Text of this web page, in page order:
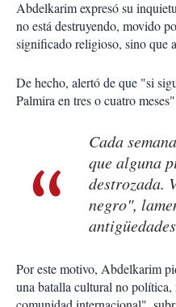
Abdelkarim expresó su
no está destruyendo, movido
significado religioso, sino que
De hecho, alertó de que "si
Palmira en tres o cuatro
Cada
que alguna
destrozada.
negro",
Por este motivo, Abdelkarim
una batalla cultural no política,